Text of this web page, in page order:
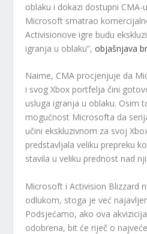
oblaku i dokazi dostupni CMA-
Microsoft smatrao
Activisionove igre budu
igranja u oblaku”,objašnjava
Naime, CMA procjenjuje da
i svog Xbox portfelja čini
usluga igranja u oblaku. Osim
mogućnost Microsofta da
učini ekskluzivnom za svoj
predstavljala veliku prepreku
stavila u veliku prednost nad
Microsoft i Activision Blizzard
odlukom, stoga je već
Podsjećamo, ako ova
odobrena, bit će riječ o